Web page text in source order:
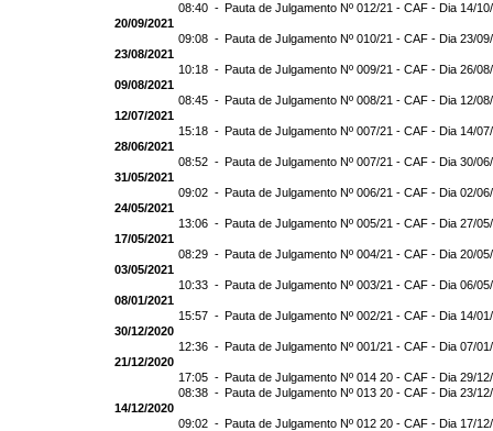
08:40 - Pauta de Julgamento Nº 012/21 - CAF - Dia 14/
20/09/2021
09:08 - Pauta de Julgamento Nº 010/21 - CAF - Dia 23/
23/08/2021
10:18 - Pauta de Julgamento Nº 009/21 - CAF - Dia 26/
09/08/2021
08:45 - Pauta de Julgamento Nº 008/21 - CAF - Dia 12/
12/07/2021
15:18 - Pauta de Julgamento Nº 007/21 - CAF - Dia 14/
28/06/2021
08:52 - Pauta de Julgamento Nº 007/21 - CAF - Dia 30/
31/05/2021
09:02 - Pauta de Julgamento Nº 006/21 - CAF - Dia 02/
24/05/2021
13:06 - Pauta de Julgamento Nº 005/21 - CAF - Dia 27/
17/05/2021
08:29 - Pauta de Julgamento Nº 004/21 - CAF - Dia 20/
03/05/2021
10:33 - Pauta de Julgamento Nº 003/21 - CAF - Dia 06/
08/01/2021
15:57 - Pauta de Julgamento Nº 002/21 - CAF - Dia 14/
30/12/2020
12:36 - Pauta de Julgamento Nº 001/21 - CAF - Dia 07/
21/12/2020
17:05 - Pauta de Julgamento Nº 014 20 - CAF - Dia 29/
08:38 - Pauta de Julgamento Nº 013 20 - CAF - Dia 23/
14/12/2020
09:02 - Pauta de Julgamento Nº 012 20 - CAF - Dia 17/